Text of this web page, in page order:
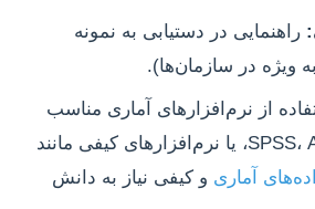
راهنمایی در دستیابی به نمونه
ویژه در سازمان‌ها).
از نرم‌افزارهای آماری مناسب
مانند SPSS، Amos، Pls، یا نرم‌افزارهای کیفی مانند
آماری و کیفی نیاز به دانش